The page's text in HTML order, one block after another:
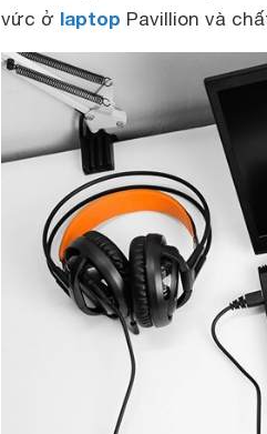
vức ở laptop Pavillion và